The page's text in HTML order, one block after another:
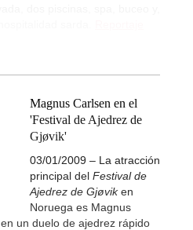
Magnus Carlsen en el
'Festival de Ajedrez de
Gjøvik'
03/01/2009 – La atracción
principal del Festival de
Ajedrez de Gjøviken
Noruega es Magnus
un duelo de ajedrez rápido